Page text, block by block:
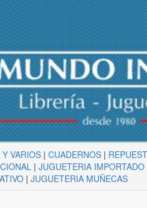
Y VARIOS |CUADERNOS |
| JUGUETERIA IMPORTADO
| JUGUETERIA MUÑECAS